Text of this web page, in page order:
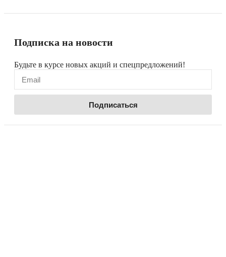
Подписка на новости
Будьте в курсе новых акций и спецпредложений!
Подписаться